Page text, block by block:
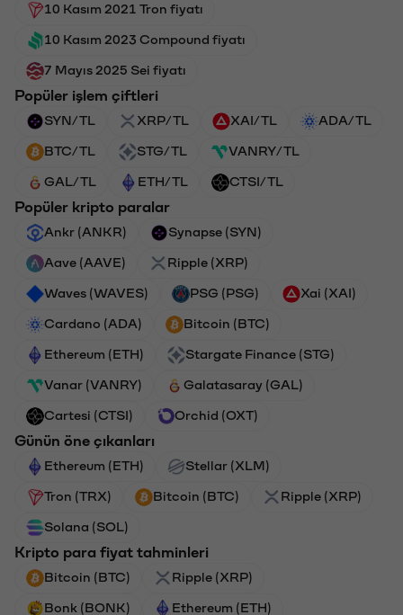
10 Kasım 2021 Tron fiyatı
10 Kasım 2023 Compound fiyatı
7 Mayıs 2025 Sei fiyatı
Popüler işlem çiftleri
SYN/TL XRP/TL XAI/TL ADA/TL
BTC/TL STG/TL VANRY/TL
GAL/TL ETH/TL CTSI/TL
Popüler kripto paralar
Ankr (ANKR) Synapse (SYN)
Aave (AAVE) Ripple (XRP)
Waves (WAVES) PSG (PSG) Xai (XAI)
Cardano (ADA) Bitcoin (BTC)
Ethereum (ETH) Stargate Finance (STG)
Vanar (VANRY) Galatasaray (GAL)
Cartesi (CTSI) Orchid (OXT)
Günün öne çıkanları
Ethereum (ETH) Stellar (XLM)
Tron (TRX) Bitcoin (BTC) Ripple (XRP)
Solana (SOL)
Kripto para fiyat tahminleri
Bitcoin (BTC) Ripple (XRP)
Bonk (BONK) Ethereum (ETH)